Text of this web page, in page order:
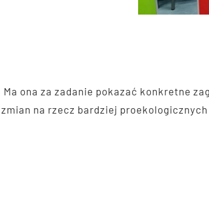
Ma ona za zadanie pokazać konkretne
na rzecz bardziej proekologicznych